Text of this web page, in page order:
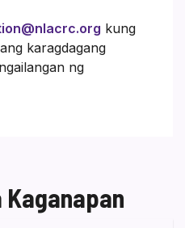
kung
karagdagang
ng
Kaganapan